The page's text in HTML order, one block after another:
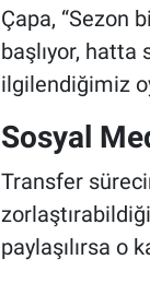
Çapa, “Sezon
başlıyor, hatta
ilgilendiğimiz
Sosyal
Transfer
paylaşılırsa o